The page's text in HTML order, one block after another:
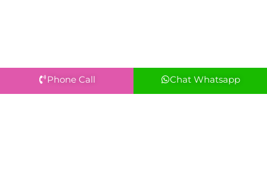
Phone Call Chat Whatsapp